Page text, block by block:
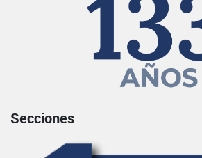
Secciones